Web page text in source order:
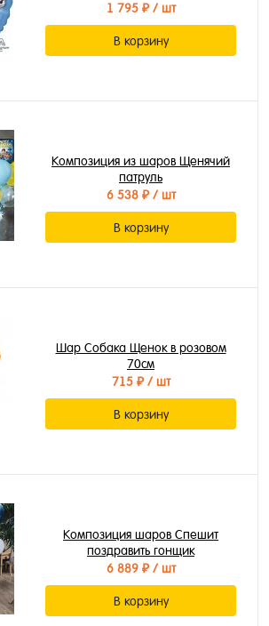
1 795 ₽/ шт
В корзину
Композиция из шаров Щенячий
патруль
6 538 ₽/ шт
В корзину
Шар Собака Щенок в розовом
70см
715 ₽/ шт
В корзину
Композиция шаров Спешит
поздравить гонщик
6 889 ₽/ шт
В корзину